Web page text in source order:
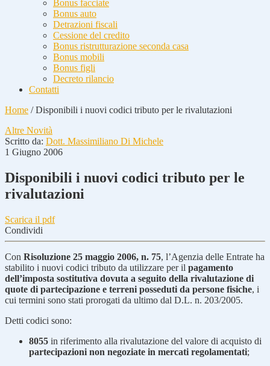
Bonus facciate
Bonus auto
Detrazioni fiscali
Cessione del credito
Bonus ristrutturazione seconda casa
Bonus mobili
Bonus figli
Decreto rilancio
Contatti
Home /Disponibili i nuovi codici tributo per le rivalutazioni
Altre Novità
Scritto da: Dott. Massimiliano Di Michele
1 Giugno 2006
Disponibili i nuovi codici tributo per le
rivalutazioni
Scarica il pdf
Condividi
Con Risoluzione 25 maggio 2006, n. 75, l’Agenzia delle Entrate ha
stabilito i nuovi codici tributo da utilizzare per il pagamento
dell’imposta sostitutiva dovuta a seguito della rivalutazione di
quote di partecipazione e terreni posseduti da persone fisiche, i
cui termini sono stati prorogati da ultimo dal D.L. n. 203/2005.
Detti codici sono:
8055 in riferimento alla rivalutazione del valore di acquisto di
partecipazioni non negoziate in mercati regolamentati;